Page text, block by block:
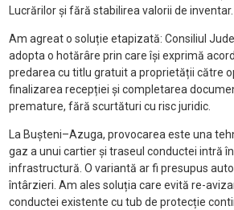
Lucrărilor și fără stabilirea valorii de inventar.
Am agreat o soluție etapizată: Consiliul
adopta o hotărâre prin care își exprimă
predarea cu titlu gratuit a proprietății către
finalizarea recepției și completarea
premature, fără scurtături cu risc juridic.
La Bușteni–Azuga, provocarea este una
gaz a unui cartier și traseul conductei intră
infrastructură. O variantă ar fi presupus
întârzieri. Am ales soluția care evită re-
conductei existente cu tub de protecție